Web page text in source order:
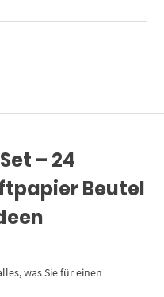
– 24
Beutel
was Sie für einen